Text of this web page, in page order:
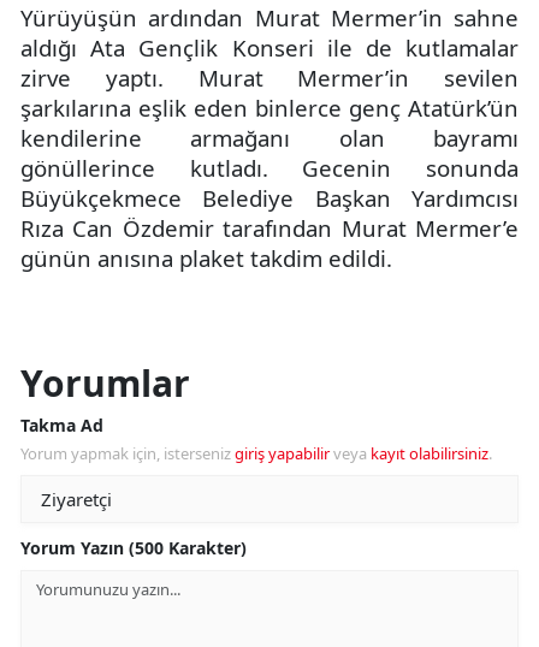
Yürüyüşün ardından Murat Mermer’in sahne
aldığı Ata Gençlik Konseri ile de kutlamalar
zirve yaptı. Murat Mermer’in sevilen
şarkılarına eşlik eden binlerce genç Atatürk’ün
kendilerine armağanı olan bayramı
gönüllerince kutladı. Gecenin sonunda
Büyükçekmece Belediye Başkan Yardımcısı
Rıza Can Özdemir tarafından Murat Mermer’e
günün anısına plaket takdim edildi.
Yorumlar
Takma Ad
Yorum yapmak için, istersenizgiriş yapabilirveya kayıt olabilirsiniz.
Yorum Yazın (500 Karakter)